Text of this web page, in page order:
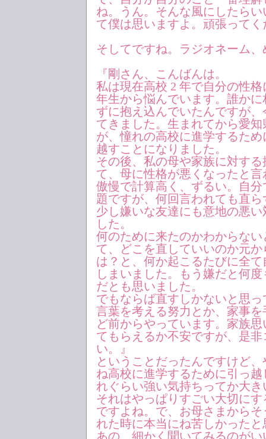
ね。うん。そんな風にしたら
て僕は思いますよ。頑張って
そしてですね。ラジオネーム
『剛さん、こんばんは。
私は現在高校 2 年で自分の性
年生から悩んでいます。誰か
ずに抱え込んでいたんですが
てきました。生まれてから愛
が、憧れの高校に進学するた
越すことになりました。
その後、私の母や家族に対す
て、母に性格が悪くなったと
傲慢で計算高く、ずるい。自
題ですが、何回言われても直
少し嫌いな友達にも意地の悪
した。
何のために来たのかわからな
て、どこを直していいのか元
は？と、何か起こるたびに全
しまいました。もう嫌だと何
だとも思いました。
でもならば直すしかないと思
言葉を考える努力とか、家事
ど前からやっています。家族
てもらえるか不安ですが、是
い。』
ということだったんですけど
ね高校に進学するために引っ
れぐらい強い気持ちってか大
それはやっぱりすごい大切に
ですよね。で、お母さまから
れた時に本当にね苦しかった
あの、細かく聞いてみるのが